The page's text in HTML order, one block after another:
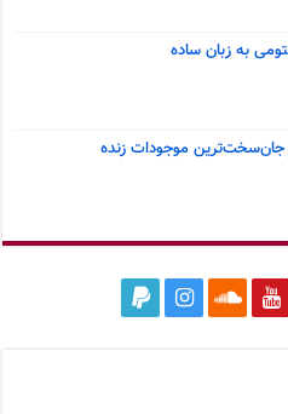
به زبان ساده
جان‌سخت‌ترین موجودات زنده